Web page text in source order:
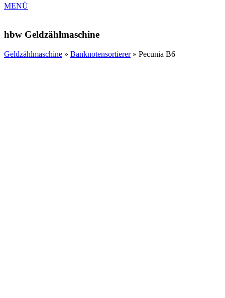
MENÜ
hbw Geldzählmaschine
Geldzählmaschine » Banknotensortierer» Pecunia B6